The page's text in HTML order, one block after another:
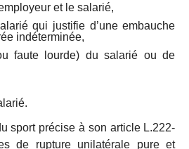
et le salarié,
qui justifie d’une embauche
indéterminée,
faute lourde) du salarié ou de
sport précise à son article L.222-
de rupture unilatérale pure et